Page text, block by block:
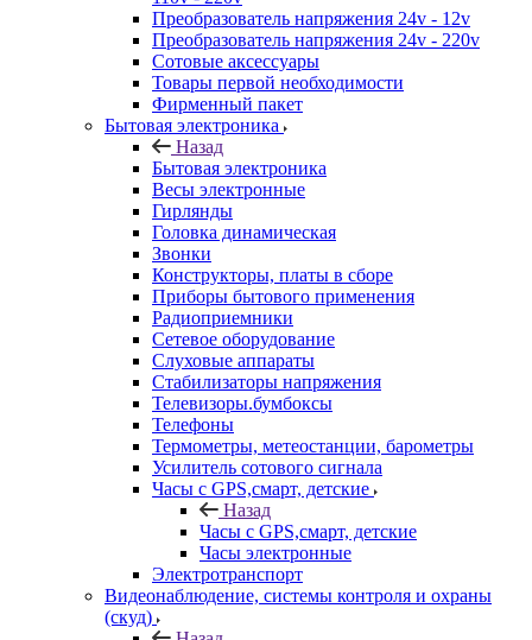
Преобразователь напряжения 24v - 12v
Преобразователь напряжения 24v - 220v
Сотовые аксессуары
Товары первой необходимости
Фирменный пакет
Бытовая электроника
Назад
Бытовая электроника
Весы электронные
Гирлянды
Головка динамическая
Звонки
Конструкторы, платы в сборе
Приборы бытового применения
Радиоприемники
Сетевое оборудование
Слуховые аппараты
Стабилизаторы напряжения
Телевизоры.бумбоксы
Телефоны
Термометры, метеостанции, барометры
Усилитель сотового сигнала
Часы с GPS,смарт, детские
Назад
Часы с GPS,смарт, детские
Часы электронные
Электротранспорт
Видеонаблюдение, системы контроля и охраны
(скуд)